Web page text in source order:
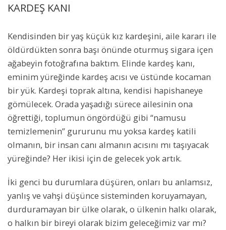
KARDEŞ KANI
Kendisinden bir yaş küçük kız kardeşini, aile kararı ile
öldürdükten sonra başı önünde oturmuş sigara içen
ağabeyin fotoğrafına baktım. Elinde kardeş kanı,
eminim yüreğinde kardeş acısı ve üstünde kocaman
bir yük. Kardeşi toprak altına, kendisi hapishaneye
gömülecek. Orada yaşadığı sürece ailesinin ona
öğrettiği, toplumun öngördüğü gibi “namusu
temizlemenin” gururunu mu yoksa kardeş katili
olmanın, bir insan canı almanın acısını mı taşıyacak
yüreğinde? Her ikisi için de gelecek yok artık.
İki genci bu durumlara düşüren, onları bu anlamsız,
yanlış ve vahşi düşünce sisteminden koruyamayan,
durduramayan bir ülke olarak, o ülkenin halkı olarak,
o halkın bir bireyi olarak bizim geleceğimiz var mı?